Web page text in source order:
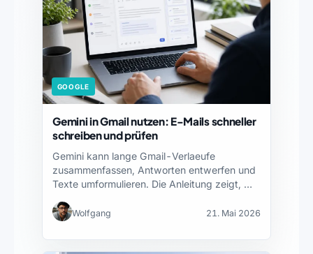
GOOGLE
Gemini in Gmail nutzen: E-Mails schneller
schreiben und prüfen
Gemini kann lange Gmail-Verlaeufe
zusammenfassen, Antworten entwerfen und
Texte umformulieren. Die Anleitung zeigt, wie
Wolfgang 21. Mai 2026